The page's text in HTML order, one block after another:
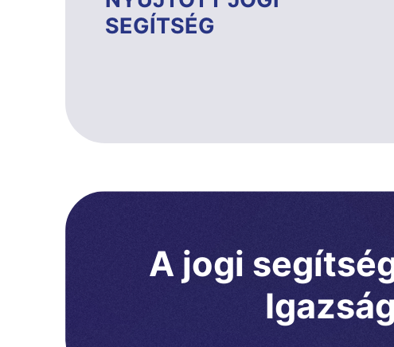
SEGÍTSÉG
A jogi